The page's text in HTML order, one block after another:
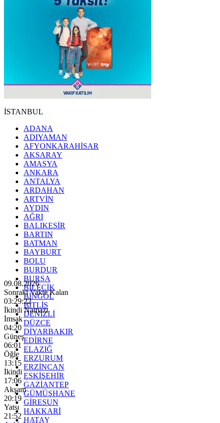
İSTANBUL
ADANA
ADIYAMAN
AFYONKARAHİSAR
AKSARAY
AMASYA
ANKARA
ANTALYA
ARDAHAN
ARTVİN
AYDIN
AĞRI
BALIKESİR
BARTIN
BATMAN
BAYBURT
BOLU
BURDUR
BURSA
BİLECİK
BİNGÖL
BİTLİS
DENİZLİ
DÜZCE
DİYARBAKIR
EDİRNE
ELAZIĞ
ERZURUM
ERZİNCAN
ESKİŞEHİR
GAZİANTEP
GÜMÜŞHANE
GİRESUN
HAKKARİ
HATAY
09.08.2026
Sonraki Vakte Kalan
03:29:20
İkindi Namazı
İmsak
04:20
Güneş
06:01
Öğle
13:15
İkindi
17:06
Akşam
20:19
Yatsı
21:52